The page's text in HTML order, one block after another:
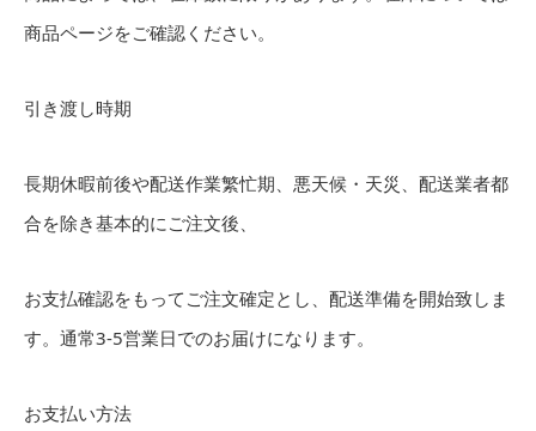
商品ページをご確認ください。
引き渡し時期
長期休暇前後や配送作業繁忙期、悪天候・天災、配送業者都
合を除き基本的にご注文後、
お支払確認をもってご注文確定とし、配送準備を開始致しま
す。通常3-5営業日でのお届けになります。
お支払い方法